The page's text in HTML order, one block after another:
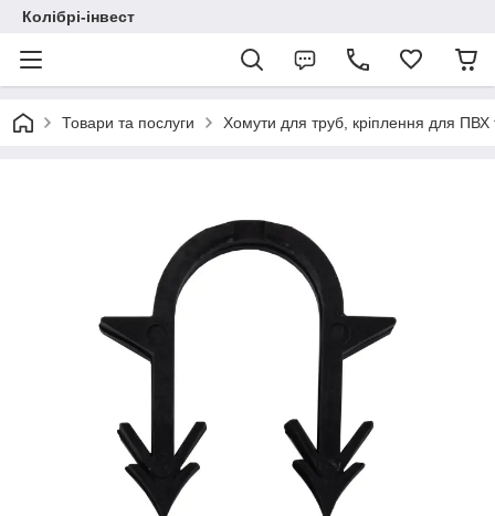
Колібрі-інвест
Товари та послуги Хомути для труб, кріплення для ПВХ